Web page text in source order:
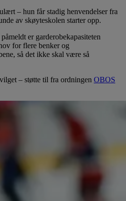
– hun får stadig henvendelser fra
av skøyteskolen starter opp.
er garderobekapasiteten
for flere benker og
så det ikke skal være så
– støtte til fra ordningen OBOS